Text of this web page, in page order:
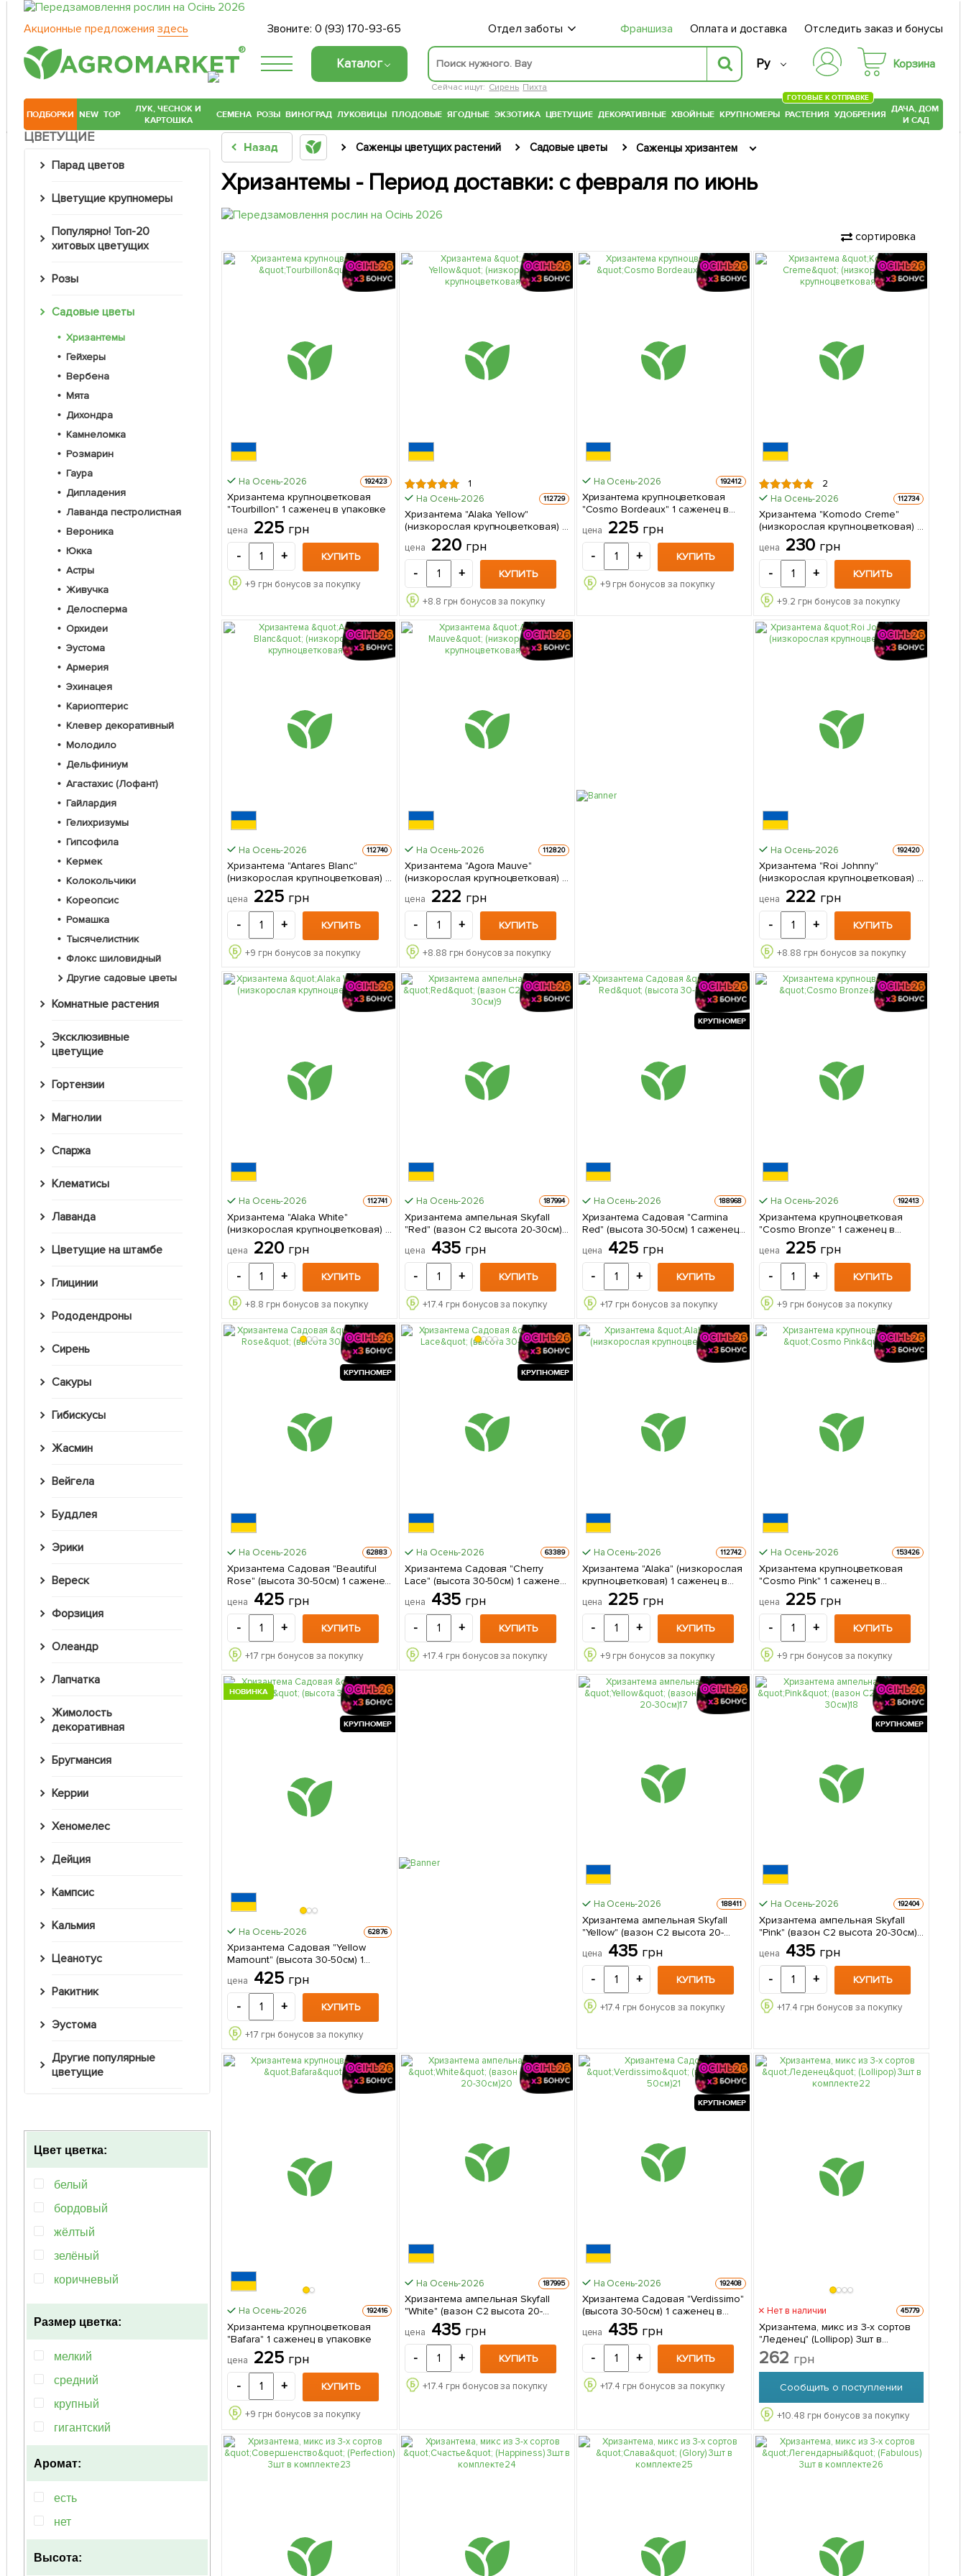
Акционные предложения здесь Звоните:0 (93) 170-93-65 Отдел заботы Франшиза Оплата и доставка Отследить заказ и бонусы
®
Каталог
Сейчас ищут: Сирень Пихта
Ру Корзина
ПОДБОРКИ NEW TOP
ЛУК, ЧЕСНОК И
КАРТОШКА
СЕМЕНА РОЗЫ ВИНОГРАД ЛУКОВИЦЫ ПЛОДОВЫЕ ЯГОДНЫЕ ЭКЗОТИКА ЦВЕТУЩИЕ ДЕКОРАТИВНЫЕ ХВОЙНЫЕ КРУПНОМЕРЫ РАСТЕНИЯ
ГОТОВЫЕ К ОТПРАВКЕ
УДОБРЕНИЯ ДАЧА, ДОМ
И САД
ЦВЕТУЩИЕ
Парад цветов
Цветущие крупномеры
Популярно! Топ-20
хитовых цветущих
Розы
Садовые цветы
Хризантемы
Гейхеры
Вербена
Мята
Дихондра
Камнеломка
Розмарин
Гаура
Дипладения
Лаванда пестролистная
Вероника
Юкка
Астры
Живучка
Делосперма
Орхидеи
Эустома
Армерия
Эхинацея
Кариоптерис
Клевер декоративный
Молодило
Дельфиниум
Агастахис (Лофант)
Гайлардия
Гелихризумы
Гипсофила
Кермек
Колокольчики
Кореопсис
Ромашка
Тысячелистник
Флокс шиловидный
Другие садовые цветы
Комнатные растения
Эксклюзивные
цветущие
Гортензии
Магнолии
Спаржа
Клематисы
Лаванда
Цветущие на штамбе
Глицинии
Рододендроны
Сирень
Сакуры
Гибискусы
Жасмин
Вейгела
Буддлея
Эрики
Вереск
Форзиция
Олеандр
Лапчатка
Жимолость
декоративная
Бругмансия
Керрии
Хеномелес
Дейция
Кампсис
Кальмия
Цеанотус
Ракитник
Эустома
Другие популярные
цветущие
Цвет цветка:
белый
бордовый
жёлтый
зелёный
коричневый
красный
кремовый
лососевый
мультиколор
оранжевый
пурпурный
розовый
сиреневый
фиолетовый
Размер цветка:
мелкий
средний
крупный
гигантский
Аромат:
есть
нет
Высота:
Назад Саженцы цветущих растений Садовые цветы Саженцы хризантем
Хризантемы - Период доставки: с февраля по июнь
сортировка
На Осень-2026 192423
Хризантема крупноцветковая
"Tourbillon" 1 саженец в упаковке
цена 225 грн
- + КУПИТЬ
+9 грн бонусов за покупку
1
На Осень-2026 112729
Хризантема "Alaka Yellow"
(низкорослая крупноцветковая) 1
саженец в упаковке
цена 220 грн
- + КУПИТЬ
+8.8 грн бонусов за покупку
На Осень-2026 192412
Хризантема крупноцветковая
"Cosmo Bordeaux" 1 саженец в
упаковке
цена 225 грн
- + КУПИТЬ
+9 грн бонусов за покупку
2
На Осень-2026 112734
Хризантема "Komodo Creme"
(низкорослая крупноцветковая) 1
саженец в упаковке
цена 230 грн
- + КУПИТЬ
+9.2 грн бонусов за покупку
На Осень-2026 112740
Хризантема "Antares Blanc"
(низкорослая крупноцветковая) 1
саженец в упаковке
цена 225 грн
- + КУПИТЬ
+9 грн бонусов за покупку
На Осень-2026 112820
Хризантема "Agora Mauve"
(низкорослая крупноцветковая) 1
саженец в упаковке
цена 222 грн
- + КУПИТЬ
+8.88 грн бонусов за покупку
На Осень-2026 192420
Хризантема "Roi Johnny"
(низкорослая крупноцветковая) 1
саженец в упаковке
цена 222 грн
- + КУПИТЬ
+8.88 грн бонусов за покупку
На Осень-2026 112741
Хризантема "Alaka White"
(низкорослая крупноцветковая) 1
саженец в упаковке
цена 220 грн
- + КУПИТЬ
+8.8 грн бонусов за покупку
На Осень-2026 187994
Хризантема ампельная Skyfall
"Red" (вазон C2 высота 20-30см) 1
саженец в упаковке
цена 435 грн
- + КУПИТЬ
+17.4 грн бонусов за покупку
КРУПНОМЕР
На Осень-2026 188968
Хризантема Садовая "Carmina
Red" (высота 30-50см) 1 саженец
в упаковке
цена 425 грн
- + КУПИТЬ
+17 грн бонусов за покупку
На Осень-2026 192413
Хризантема крупноцветковая
"Cosmo Bronze" 1 саженец в
упаковке
цена 225 грн
- + КУПИТЬ
+9 грн бонусов за покупку
КРУПНОМЕР
На Осень-2026 62883
Хризантема Садовая "Beautiful
Rose" (высота 30-50см) 1 саженец
в упаковке
цена 425 грн
- + КУПИТЬ
+17 грн бонусов за покупку
КРУПНОМЕР
На Осень-2026 63389
Хризантема Садовая "Cherry
Lace" (высота 30-50см) 1 саженец
в упаковке
цена 435 грн
- + КУПИТЬ
+17.4 грн бонусов за покупку
На Осень-2026 112742
Хризантема "Alaka" (низкорослая
крупноцветковая) 1 саженец в
упаковке
цена 225 грн
- + КУПИТЬ
+9 грн бонусов за покупку
На Осень-2026 153426
Хризантема крупноцветковая
"Cosmo Pink" 1 саженец в
упаковке
цена 225 грн
- + КУПИТЬ
+9 грн бонусов за покупку
КРУПНОМЕР
НОВИНКА
На Осень-2026 62876
Хризантема Садовая "Yellow
Mamount" (высота 30-50см) 1
саженец в упаковке
цена 425 грн
- + КУПИТЬ
+17 грн бонусов за покупку
На Осень-2026 188411
Хризантема ампельная Skyfall
"Yellow" (вазон C2 высота 20-
30см) 1 саженец в упаковке
цена 435 грн
- + КУПИТЬ
+17.4 грн бонусов за покупку
КРУПНОМЕР
На Осень-2026 192404
Хризантема ампельная Skyfall
"Pink" (вазон C2 высота 20-30см) 1
саженец в упаковке
цена 435 грн
- + КУПИТЬ
+17.4 грн бонусов за покупку
На Осень-2026 192416
Хризантема крупноцветковая
"Bafara" 1 саженец в упаковке
цена 225 грн
- + КУПИТЬ
+9 грн бонусов за покупку
На Осень-2026 187995
Хризантема ампельная Skyfall
"White" (вазон C2 высота 20-
30см) 1 саженец в упаковке
цена 435 грн
- + КУПИТЬ
+17.4 грн бонусов за покупку
КРУПНОМЕР
На Осень-2026 192408
Хризантема Садовая "Verdissimo"
(высота 30-50см) 1 саженец в
упаковке
цена 435 грн
- + КУПИТЬ
+17.4 грн бонусов за покупку
Нет в наличии 45779
Хризантема, микс из 3-х сортов
"Леденец" (Lollipop) 3шт в
комплекте
262 грн
Сообщить о поступлении
+10.48 грн бонусов за покупку